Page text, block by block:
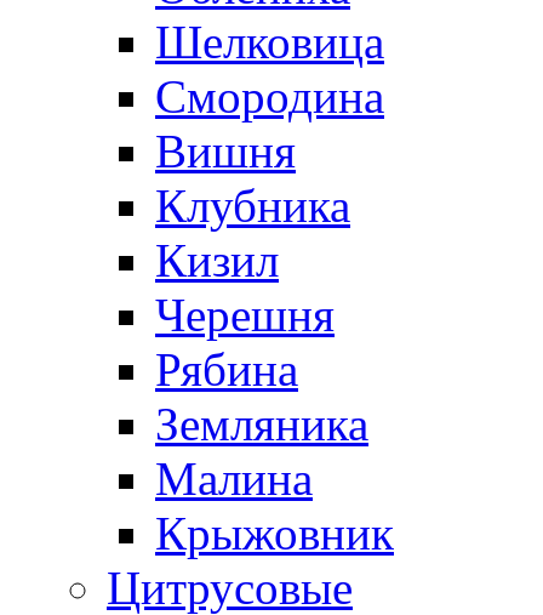
Шелковица
Смородина
Вишня
Клубника
Кизил
Черешня
Рябина
Земляника
Малина
Крыжовник
Цитрусовые